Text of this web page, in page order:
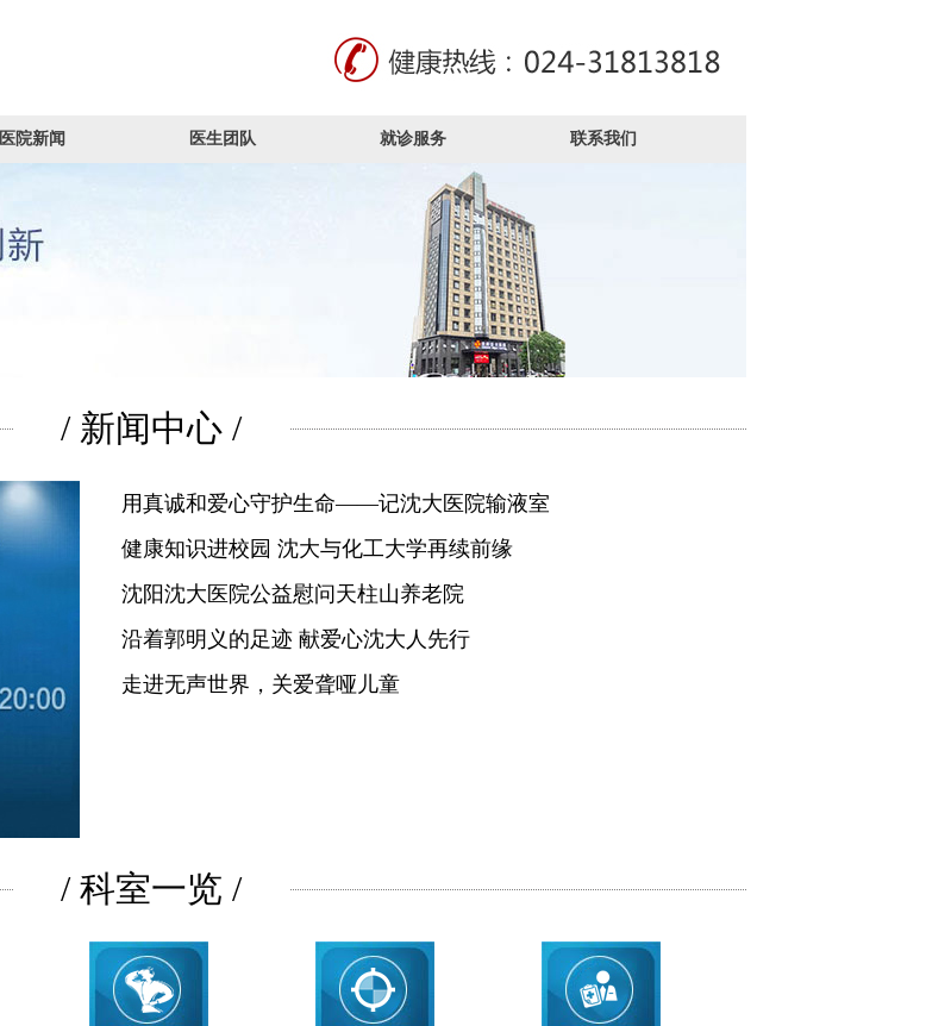
医院新闻 医生团队 就诊服务 联系我们
/ 新闻中心 /
用真诚和爱心守护生命——记沈大医院输液室
健康知识进校园 沈大与化工大学再续前缘
沈阳沈大医院公益慰问天柱山养老院
沿着郭明义的足迹 献爱心沈大人先行
走进无声世界，关爱聋哑儿童
/ 科室一览 /